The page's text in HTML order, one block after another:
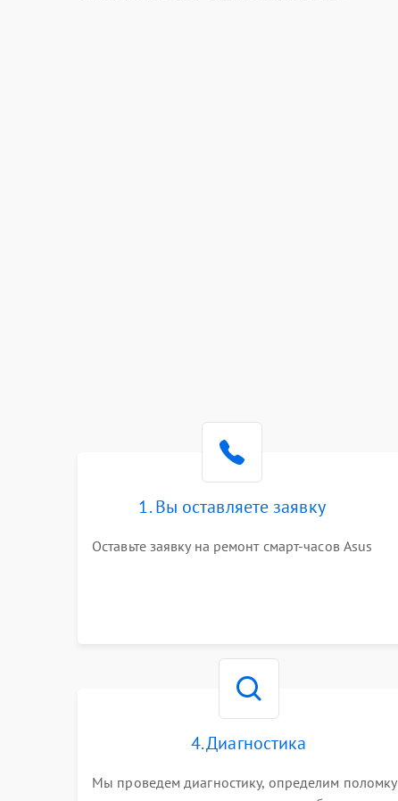
1. Вы оставляете заявку
Оставьте заявку на ремонт смарт-часов Asus
4. Диагностика
Мы проведем диагностику, определим поломку